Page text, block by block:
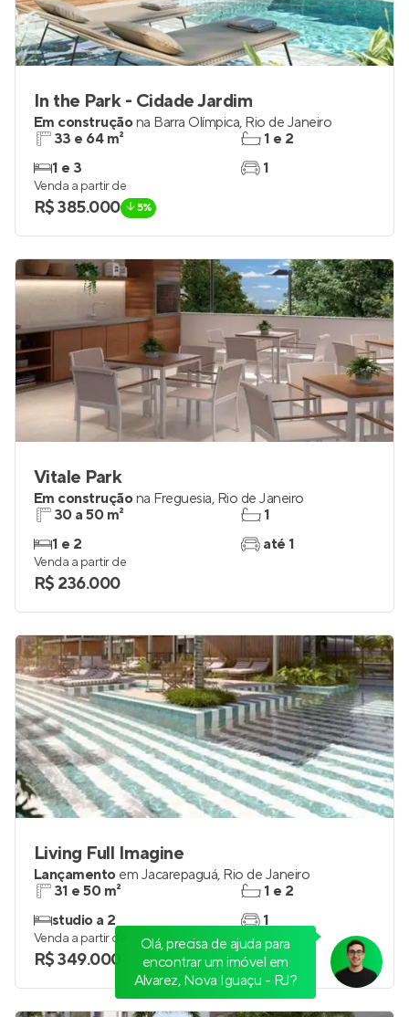
In the Park - Cidade Jardim
Em construçãona Barra Olímpica, Rio de Janeiro
33 e 64 m²
1 e 3
1 e 2
1
Venda a partir de
R$ 385.000 5%
Vitale Park
Em construçãona Freguesia, Rio de Janeiro
30 a 50 m²
1 e 2
1
até 1
Venda a partir de
R$ 236.000
Living Full Imagine
Lançamento em Jacarepaguá, Rio de Janeiro
31 e 50 m²
studio a 2
1 e 2
1
Venda a partir de
R$ 349.000
Olá, precisa de ajuda para
encontrar um imóvel em
Alvarez, Nova Iguaçu - RJ?